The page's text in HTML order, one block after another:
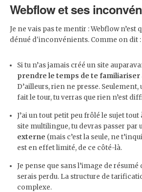
Webflow et ses
Je ne vais pas te mentir : Webflow n’est
dénué d'inconvénients. Comme on dit
Si tu n’as jamais créé un site
prendre le temps de te familiariser
D’ailleurs, rien ne presse. Seulement,
fait le tour, tu verras que rien n’est
J’ai un tout petit peu frôlé le sujet tout
site multilingue, tu devras passer par
externe (mais c’est la seule, ne
est en effet limité, de ce côté-là.
Je pense que sans l’image de résumé
serais perdu. La structure de
complexe.